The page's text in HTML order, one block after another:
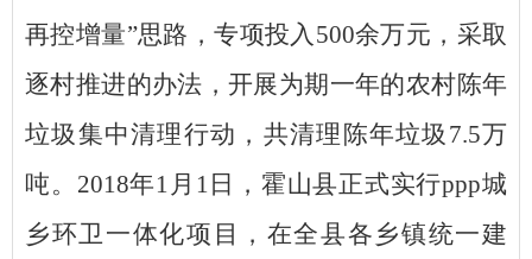
再控增量”思路，专项投入500余万元，采取
逐村推进的办法，开展为期一年的农村陈年
垃圾集中清理行动，共清理陈年垃圾7.5万
吨。2018年1月1日，霍山县正式实行ppp城
乡环卫一体化项目，在全县各乡镇统一建